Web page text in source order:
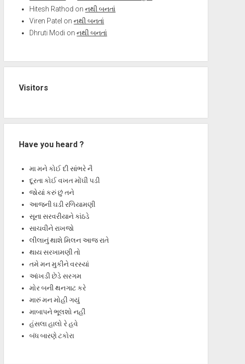
Hitesh Rathod onનથી બનતાં
Viren Patel onનથી બનતાં
Dhruti Modi onનથી બનતાં
Visitors
Have you heard ?
મા મને કોઈ દી સાંભરે નૈ
દૂરતા કોઈ વખત મોંઘી પડી
જોયાં કરું છું તને
આજની ઘડી રળિયામણી
સૂના સરવરીયાને કાંઠડે
સાચવીને રાખજો
લીલાનું થાશે મિલન આજ રાતે
થાય સરખામણી તો
તમે મન મુકીને વરસ્યાં
આંખડી છેડે સરગમ
મોર બની થનગાટ કરે
મારું મન મોહી ગયું
માબાપને ભૂલશો નહીં
હંસલા હાલો રે હવે
બંધ બારણે ટકોરા